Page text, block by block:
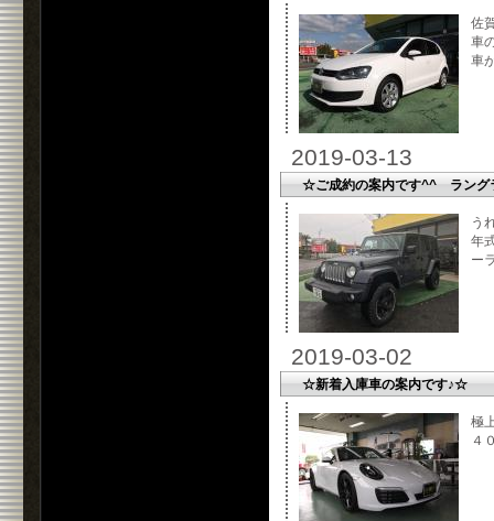
佐
車
車
2019-03-13
☆ご成約の案内です^^ ラング
う
年
ー
2019-03-02
☆新着入庫車の案内です♪☆
極
４